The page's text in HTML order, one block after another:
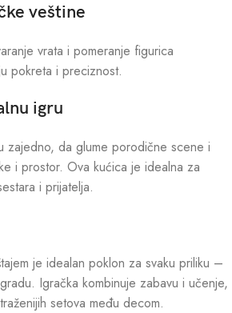
veštine
vrata i pomeranje figurica
pokreta i preciznost.
igru
zajedno, da glume porodične scene i
i prostor. Ova kućica je idealna za
i prijatelja.
je idealan poklon za svaku priliku –
Igračka kombinuje zabavu i učenje,
setova među decom.